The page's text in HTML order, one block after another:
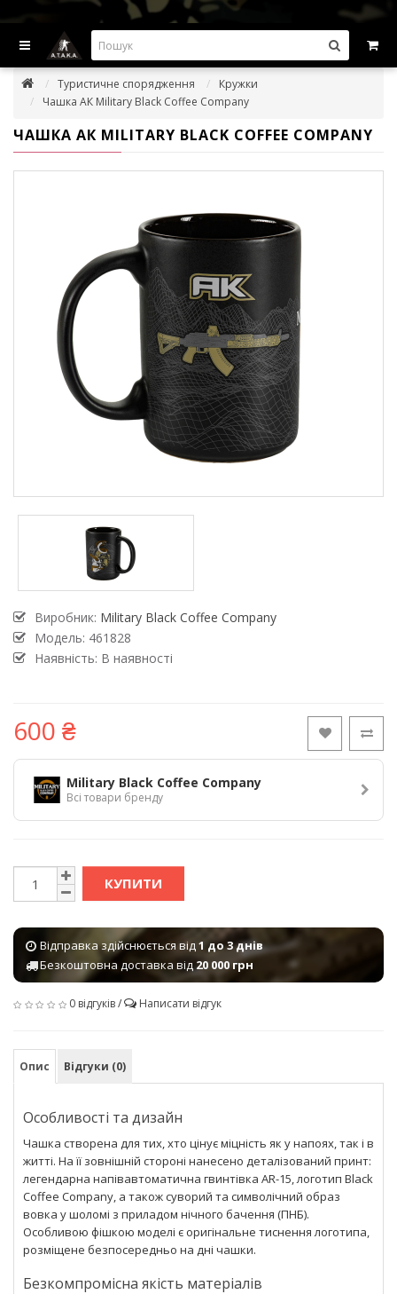
ВИГІДНІ ПРОПОЗИЦІІ — ЗНИЖКИ ДО -45%
Туристичне спорядження
Кружки
Чашка АК Military Black Coffee Company
ЧАШКА АК MILITARY BLACK COFFEE COMPANY
Виробник: Military Black Coffee Company
Модель: 461828
Наявність: В наявності
600 ₴
Military Black Coffee Company
Всі товари бренду
КУПИТИ
Відправка здійснюється від1 до 3 днів
Безкоштовна доставка від20 000 грн
0 відгуків/ Написати відгук
Опис Відгуки (0)
Особливості та дизайн
Чашка створена для тих, хто цінує міцність як у напоях, так і в
житті. На її зовнішній стороні нанесено деталізований принт:
легендарна напівавтоматична гвинтівка AR-15, логотип Black
Coffee Company, а також суворий та символічний образ
вовка у шоломі з приладом нічного бачення (ПНБ).
Особливою фішкою моделі є оригінальне тиснення логотипа,
розміщене безпосередньо на дні чашки.
Безкомпромісна якість матеріалів